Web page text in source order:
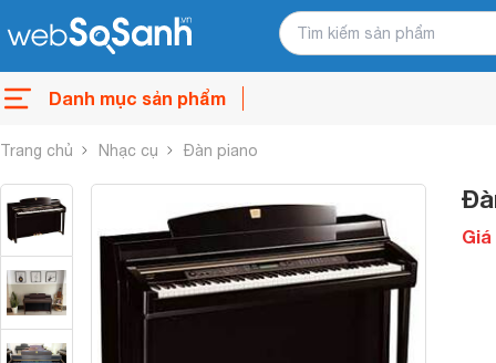
Danh mục sản phẩm
Trang chủ Nhạc cụ Đàn piano
Giá